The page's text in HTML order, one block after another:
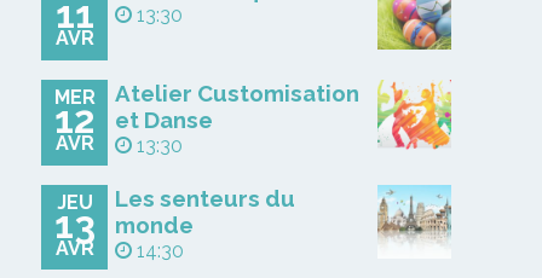
11
AVR
13:30
MER
12
AVR
Atelier Customisation
et Danse
13:30
JEU
13
AVR
Les senteurs du
monde
14:30